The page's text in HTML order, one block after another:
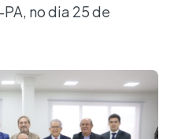
no dia 25 de